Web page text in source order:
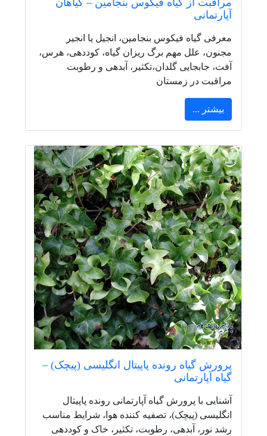
مراقبت از گياه فيكوس بنجامين – گیاهان
آپارتمانی
معرفی گیاه فیکوس بنجامین، انجیل یا انجیر
مجنون، علل مهم برگ ریزان گیاه، کوددهی، هرس،
آفت، جابجایی گلدان،تکثیر، آبدهی و رطوبت
مراقبت در زمستان
بیشتر ...
پرورش گیاه رونده پاپیتال انگلیسی (پیچک) –
گیاه آپارتمانی
آشنایی با پرورش گیاه آپارتمانی رونده پاپیتال
انگلیسی (پیچک)، تصفیه کننده هوا، شرایط مناسب
رشد نور، آبدهی، رطوبت، تکثیر، خاک و کوددهی